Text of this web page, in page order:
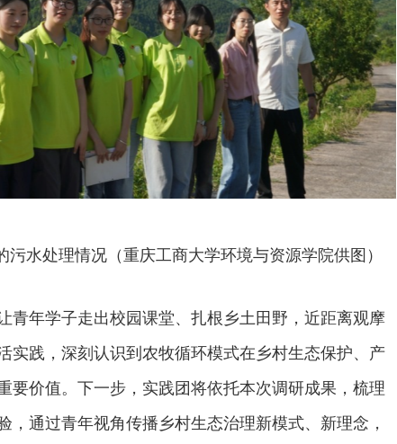
水处理情况（重庆工商大学环境与资源学院供图）
青年学子走出校园课堂、扎根乡土田野，近距离观摩
实践，深刻认识到农牧循环模式在乡村生态保护、产
要价值。下一步，实践团将依托本次调研成果，梳理
，通过青年视角传播乡村生态治理新模式、新理念，